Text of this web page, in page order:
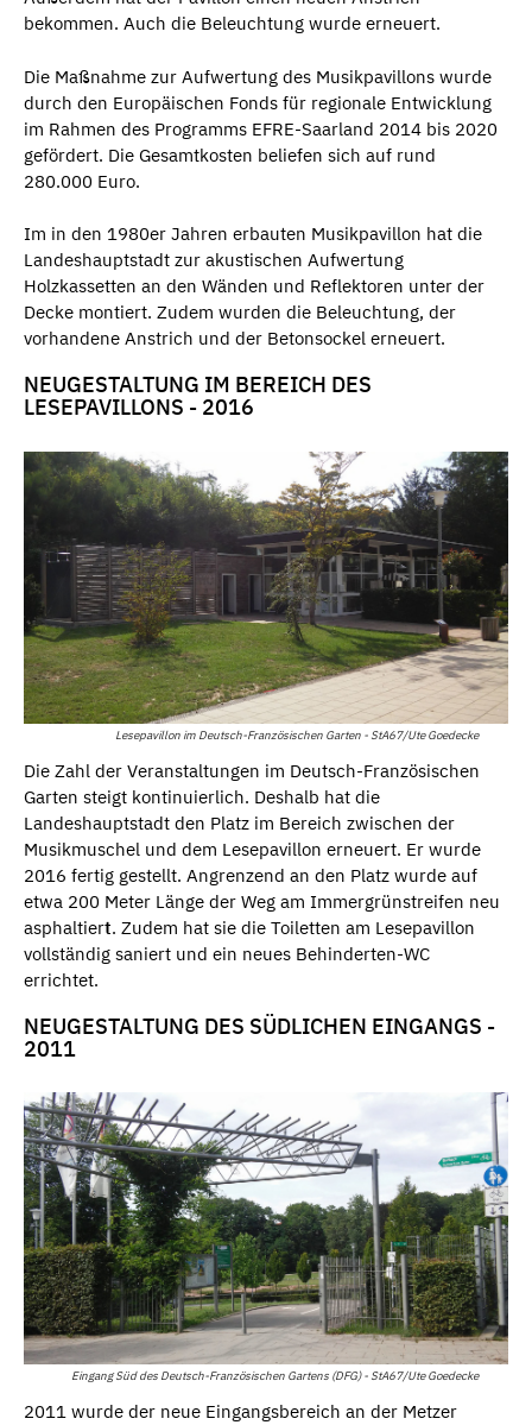
bekommen. Auch die Beleuchtung wurde erneuert.
Die Maßnahme zur Aufwertung des Musikpavillons wurde
durch den Europäischen Fonds für regionale Entwicklung
im Rahmen des Programms EFRE-Saarland 2014 bis 2020
gefördert. Die Gesamtkosten beliefen sich auf rund
280.000 Euro.
Im in den 1980er Jahren erbauten Musikpavillon hat die
Landeshauptstadt zur akustischen Aufwertung
Holzkassetten an den Wänden und Reflektoren unter der
Decke montiert. Zudem wurden die Beleuchtung, der
vorhandene Anstrich und der Betonsockel erneuert.
NEUGESTALTUNG IM BEREICH DES
LESEPAVILLONS - 2016
Lesepavillon im Deutsch-Französischen Garten - StA67/Ute Goedecke
Die Zahl der Veranstaltungen im Deutsch-Französischen
Garten steigt kontinuierlich. Deshalb hat die
Landeshauptstadt den Platz im Bereich zwischen der
Musikmuschel und dem Lesepavillon erneuert. Er wurde
2016 fertig gestellt. Angrenzend an den Platz wurde auf
etwa 200 Meter Länge der Weg am Immergrünstreifen neu
asphaltiert. Zudem hat sie die Toiletten am Lesepavillon
vollständig saniert und ein neues Behinderten-WC
errichtet.
NEUGESTALTUNG DES SÜDLICHEN EINGANGS -
2011
Eingang Süd des Deutsch-Französischen Gartens (DFG) - StA67/Ute Goedecke
2011 wurde der neue Eingangsbereich an der Metzer